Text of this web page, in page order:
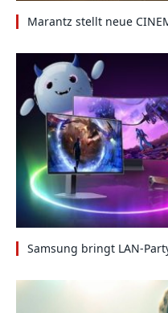
Marantz stellt neue
Samsung bringt LAN-